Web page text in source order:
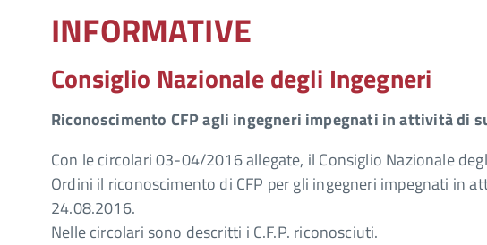
INFORMATIVE
Consiglio Nazionale degli Ingegneri
Riconoscimento CFP agli ingegneri impegnati in attività di
Con le circolari 03-04/2016 allegate, il Consiglio Nazionale
Ordini il riconoscimento di CFP per gli ingegneri impegnati in
24.08.2016.
Nelle circolari sono descritti i C.F.P. riconosciuti.